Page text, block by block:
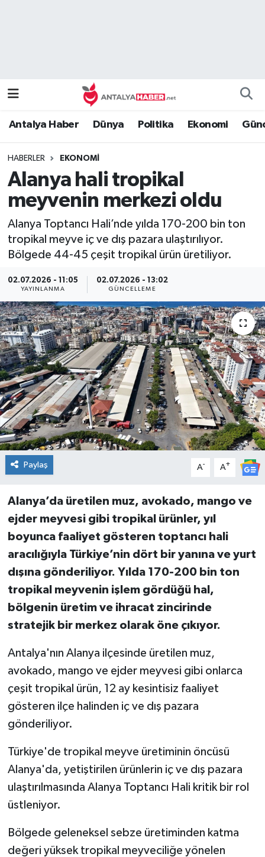
Antalya Haber Dünya Politika Ekonomi
HABERLER EKONOMI
Alanya hali tropikal
meyvenin merkezi oldu
Alanya Toptancı Hali’nde yılda 170-200 bin ton
tropikal meyve iç ve dış pazara ulaştırılıyor.
Bölgede 44-45 çeşit tropikal ürün üretiliyor.
02.07.2026 - 11:05
YAYINLANMA
02.07.2026 - 13:02
GÜNCELLEME
Paylaş A- A+
Alanya’da üretilen muz, avokado, mango ve
ejder meyvesi gibi tropikal ürünler, yıl
boyunca faaliyet gösteren toptancı hali
aracılığıyla Türkiye’nin dört bir yanına ve yurt
dışına gönderiliyor. Yılda 170-200 bin ton
tropikal meyvenin işlem gördüğü hal,
bölgenin üretim ve ihracat zincirinde
stratejik bir merkez olarak öne çıkıyor.
Antalya'nın Alanya ilçesinde üretilen muz,
avokado, mango ve ejder meyvesi gibi onlarca
çeşit tropikal ürün, 12 ay kesintisiz faaliyet
gösteren ilçe halinden iç ve dış pazara
gönderiliyor.
Türkiye'de tropikal meyve üretiminin öncüsü
Alanya'da, yetiştirilen ürünlerin iç ve dış pazara
ulaştırılmasında Alanya Toptancı Hali kritik bir rol
üstleniyor.
Bölgede geleneksel sebze üretiminden katma
değeri yüksek tropikal meyveciliğe yönelen
Genel
Güncel
Güvenlik
Kültür Sanat
Magazin
Medya
Politika
Sağlık
Spor
Turizm
Yaşam
Namaz Vakitleri
Tüm Manşetler
Son Dakika Haberleri
Haber Arşivi